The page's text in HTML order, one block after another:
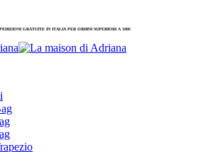
GRATUITE IN ITALIA PER ORDINI SUPERIORI A 100€